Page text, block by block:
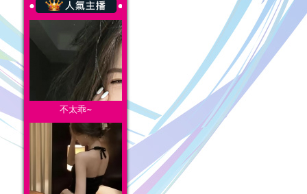
不太乖~